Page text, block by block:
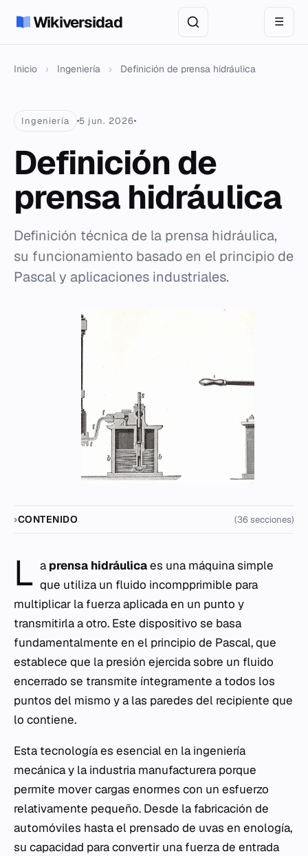
Wikiversidad ☰
Inicio › Ingeniería › Definición de prensa hidráulica
Ingeniería 5 jun. 2026
Definición de
prensa hidráulica
Definición técnica de la prensa hidráulica,
su funcionamiento basado en el principio de
Pascal y aplicaciones industriales.
CONTENIDO (36 secciones)
L a prensa hidráulicaes una máquina simple
que utiliza un fluido incompprimible para
multiplicar la fuerza aplicada en un punto y
transmitirla a otro. Este dispositivo se basa
fundamentalmente en el principio de Pascal, que
establece que la presión ejercida sobre un fluido
encerrado se transmite íntegramente a todos los
puntos del mismo y a las paredes del recipiente que
lo contiene.
Esta tecnología es esencial en la ingeniería
mecánica y la industria manufacturera porque
permite mover cargas enormes con un esfuerzo
relativamente pequeño. Desde la fabricación de
automóviles hasta el prensado de uvas en enología,
su capacidad para convertir una fuerza de entrada